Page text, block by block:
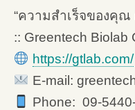
“ความสำเร็จของคุณ
:: Greentech Biolab
https://gtlab.com/
E-mail:
Phone: 09-